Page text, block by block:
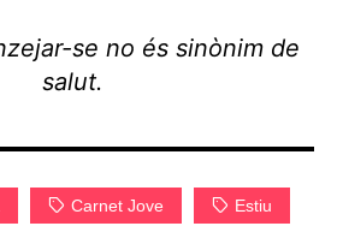
se no és sinònim de
salut.
Carnet Jove Estiu